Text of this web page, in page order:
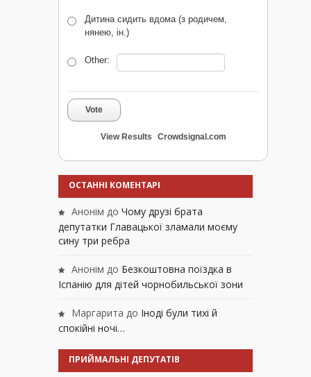
Дитина сидить вдома (з родичем,
нянею, ін.)
Other:
Vote
View Results Crowdsignal.com
ОСТАННІ КОМЕНТАРІ
Анонім до Чому друзі брата
депутатки Главацької зламали моєму
сину три ребра
Анонім до Безкоштовна поїздка в
Іспанію для дітей чорнобильської зони
Маргарита до Іноді були тихі й
спокійні ночі…
ПРИЙМАЛЬНІ ДЕПУТАТІВ